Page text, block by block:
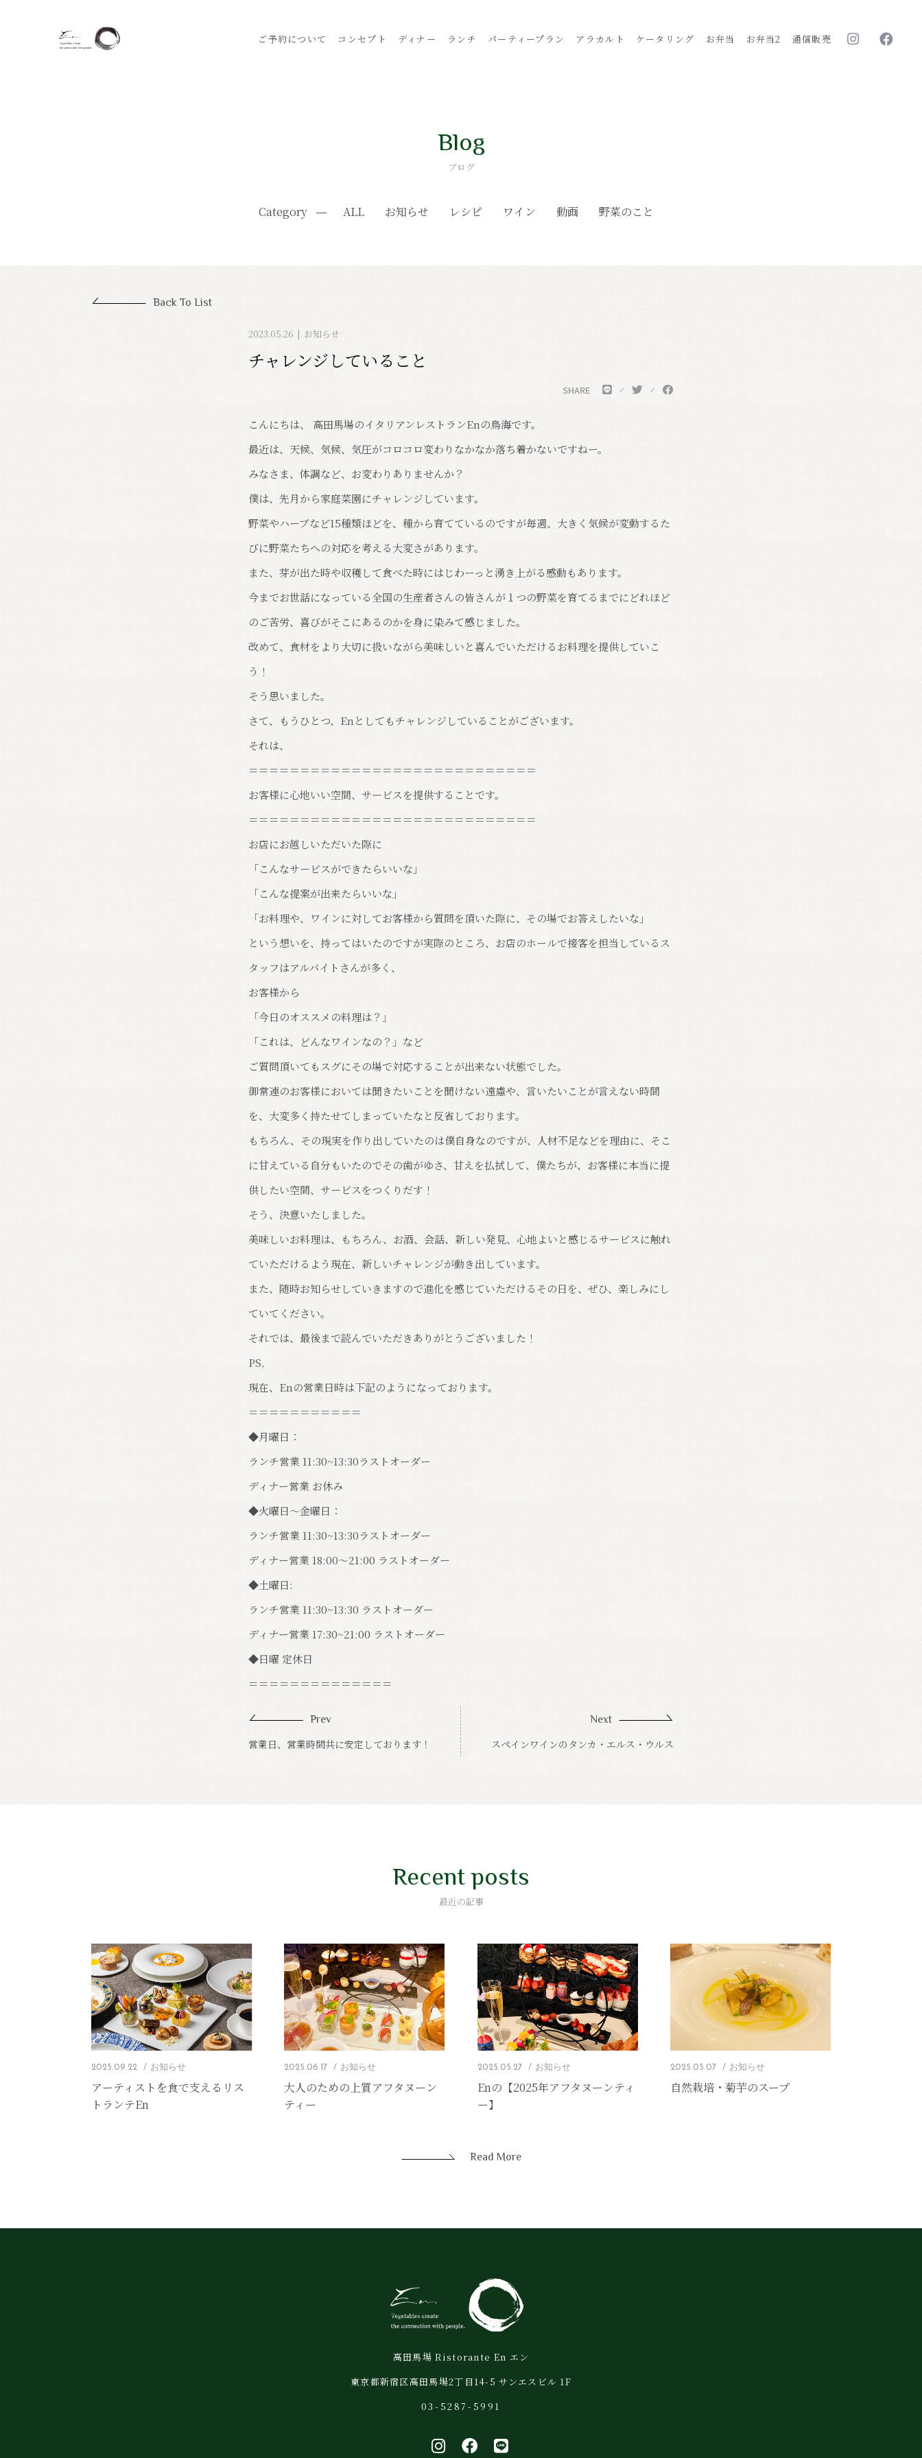
ご予約について コンセプト ディナー ランチ パーティープラン アラカルト ケータリング お弁当 お弁当2 通信販売
Blog
ブログ
Category ALL お知らせ レシピ ワイン 動画 野菜のこと
Back To List
2023.05.26 お知らせ
チャレンジしていること
SHARE
こんにちは、 高田馬場のイタリアンレストランEnの鳥海です。
最近は、天候、気候、気圧がコロコロ変わりなかなか落ち着かないですねー。
みなさま、体調など、お変わりありませんか？
僕は、先月から家庭菜園にチャレンジしています。
野菜やハーブなど15種類ほどを、種から育てているのですが毎週、大きく気候が変動するた
びに野菜たちへの対応を考える大変さがあります。
また、芽が出た時や収穫して食べた時にはじわーっと湧き上がる感動もあります。
今までお世話になっている全国の生産者さんの皆さんが１つの野菜を育てるまでにどれほど
のご苦労、喜びがそこにあるのかを身に染みて感じました。
改めて、食材をより大切に扱いながら美味しいと喜んでいただけるお料理を提供していこ
う！
そう思いました。
さて、もうひとつ、Enとしてもチャレンジしていることがございます。
それは、
＝＝＝＝＝＝＝＝＝＝＝＝＝＝＝＝＝＝＝＝＝＝＝＝＝＝＝＝
お客様に心地いい空間、サービスを提供することです。
＝＝＝＝＝＝＝＝＝＝＝＝＝＝＝＝＝＝＝＝＝＝＝＝＝＝＝＝
お店にお越しいただいた際に
「こんなサービスができたらいいな」
「こんな提案が出来たらいいな」
「お料理や、ワインに対してお客様から質問を頂いた際に、その場でお答えしたいな」
という想いを、持ってはいたのですが実際のところ、お店のホールで接客を担当しているス
タッフはアルバイトさんが多く、
お客様から
「今日のオススメの料理は？」
「これは、どんなワインなの？」など
ご質問頂いてもスグにその場で対応することが出来ない状態でした。
御常連のお客様においては聞きたいことを聞けない遠慮や、言いたいことが言えない時間
を、大変多く持たせてしまっていたなと反省しております。
もちろん、その現実を作り出していたのは僕自身なのですが、人材不足などを理由に、そこ
に甘えている自分もいたのでその歯がゆさ、甘えを払拭して、僕たちが、お客様に本当に提
供したい空間、サービスをつくりだす！
そう、決意いたしました。
美味しいお料理は、もちろん、お酒、会話、新しい発見、心地よいと感じるサービスに触れ
ていただけるよう現在、新しいチャレンジが動き出しています。
また、随時お知らせしていきますので進化を感じていただけるその日を、ぜひ、楽しみにし
ていてください。
それでは、最後まで読んでいただきありがとうございました！
PS,
現在、Enの営業日時は下記のようになっております。
＝＝＝＝＝＝＝＝＝＝＝
◆月曜日：
ランチ営業 11:30~13:30ラストオーダー
ディナー営業 お休み
◆火曜日～金曜日：
ランチ営業 11:30~13:30ラストオーダー
ディナー営業 18:00～21:00 ラストオーダー
◆土曜日:
ランチ営業 11:30~13:30 ラストオーダー
ディナー営業 17:30~21:00 ラストオーダー
◆日曜 定休日
＝＝＝＝＝＝＝＝＝＝＝＝＝＝
Prev
営業日、営業時間共に安定しております！
Next
スペインワインのタンカ・エルス・ウルス
Recent posts
最近の記事
2025.09.22 お知らせ
アーティストを食で支えるリス
トランテEn
2025.06.17 お知らせ
大人のための上質アフタヌーン
ティー
2025.05.27 お知らせ
Enの【2025年アフタヌーンティ
ー】
2025.05.07 お知らせ
自然栽培・菊芋のスープ
Read More
高田馬場 Ristorante En エン
東京都新宿区高田馬場2丁目14-5 サンエスビル 1F
03-5287-5991